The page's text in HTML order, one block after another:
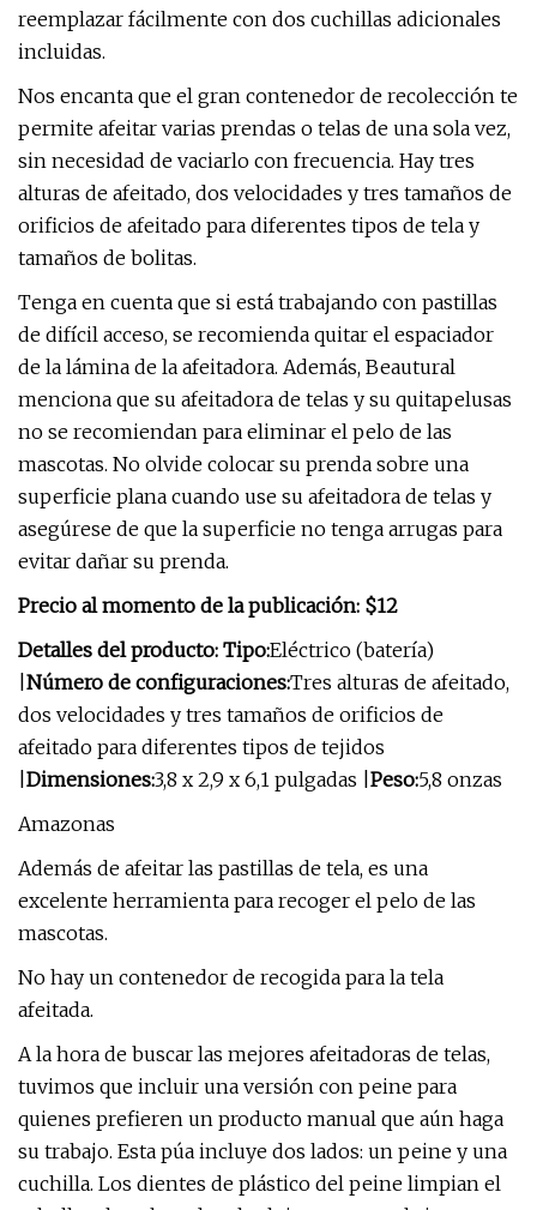
reemplazar fácilmente con dos cuchillas adicionales
incluidas.
Nos encanta que el gran contenedor de recolección te
permite afeitar varias prendas o telas de una sola vez,
sin necesidad de vaciarlo con frecuencia. Hay tres
alturas de afeitado, dos velocidades y tres tamaños de
orificios de afeitado para diferentes tipos de tela y
tamaños de bolitas.
Tenga en cuenta que si está trabajando con pastillas
de difícil acceso, se recomienda quitar el espaciador
de la lámina de la afeitadora. Además, Beautural
menciona que su afeitadora de telas y su quitapelusas
no se recomiendan para eliminar el pelo de las
mascotas. No olvide colocar su prenda sobre una
superficie plana cuando use su afeitadora de telas y
asegúrese de que la superficie no tenga arrugas para
evitar dañar su prenda.
Precio al momento de la publicación: $12
Detalles del producto: Tipo:Eléctrico (batería)
Número de configuraciones:Tres alturas de afeitado,
dos velocidades y tres tamaños de orificios de
afeitado para diferentes tipos de tejidos
Dimensiones:3,8 x 2,9 x 6,1 pulgadas | Peso:5,8 onzas
Amazonas
Además de afeitar las pastillas de tela, es una
excelente herramienta para recoger el pelo de las
mascotas.
No hay un contenedor de recogida para la tela
afeitada.
A la hora de buscar las mejores afeitadoras de telas,
tuvimos que incluir una versión con peine para
quienes prefieren un producto manual que aún haga
su trabajo. Esta púa incluye dos lados: un peine y una
cuchilla. Los dientes de plástico del peine limpian el